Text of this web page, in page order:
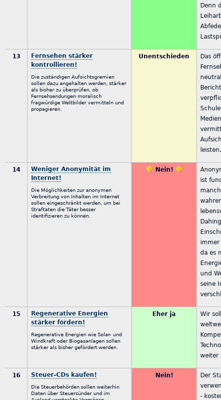
Denn
13
Fernsehen stärker
kontrollieren!
Die zuständigen Aufsichtsgremien
sollen dazu angehalten werden, stärker
als bisher zu überprüfen, ob
Fernsehsendungen moralisch
fragwürdige Weltbilder vermitteln und
propagieren.
Unentschieden
Das
14
Weniger Anonymität im
Internet!
Die Möglichkeiten zur anonymen
Verbreitung von Inhalten im Internet
sollen eingeschränkt werden, um bei
Straftaten die Täter besser
identifizieren zu können.
Nein!
ist
immer
da es
und
seine
15
Regenerative Energien
stärker fördern!
Regenerative Energien wie Solar- und
Windkraft oder Biogasanlagen sollen
stärker als bisher gefördert werden.
Eher ja
Wir
weiter
16 Steuer-CDs kaufen!
Die Steuerbehörden sollen weiterhin
Daten über Steuersünder und im
Nein!
Der
-